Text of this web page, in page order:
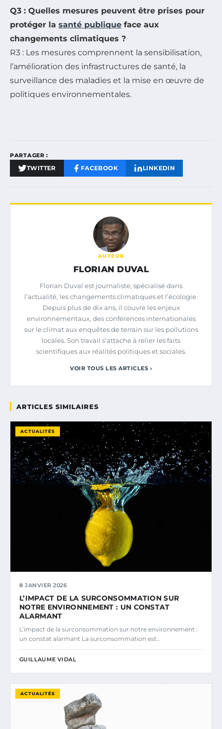
Q3 : Quelles mesures peuvent être prises pour
protéger la santé publique face aux
changements climatiques ?
R3 : Les mesures comprennent la sensibilisation,
l’amélioration des infrastructures de santé, la
surveillance des maladies et la mise en œuvre de
politiques environnementales.
PARTAGER :
TWITTER FACEBOOK LINKEDIN
AUTEUR
FLORIAN DUVAL
Florian Duval est journaliste, spécialisé dans
l’actualité, les changements climatiques et l’écologie.
Depuis plus de dix ans, il couvre les enjeux
environnementaux, des conférences internationales
sur le climat aux enquêtes de terrain sur les pollutions
locales. Son travail s’attache à relier les faits
scientifiques aux réalités politiques et sociales.
VOIR TOUS LES ARTICLES ›
ARTICLES SIMILAIRES
ACTUALITÉS
8 JANVIER 2026
L’IMPACT DE LA SURCONSOMMATION SUR
NOTRE ENVIRONNEMENT : UN CONSTAT
ALARMANT
L’impact de la surconsommation sur notre environnement :
un constat alarmant La surconsommation est…
GUILLAUME VIDAL
ACTUALITÉS